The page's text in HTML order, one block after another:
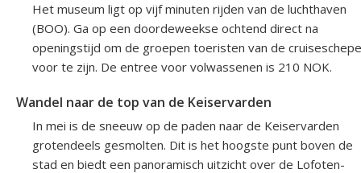
Het museum ligt op vijf minuten rijden van de luchthaven
(BOO). Ga op een doordeweekse ochtend direct na
openingstijd om de groepen toeristen van de
voor te zijn. De entree voor volwassenen is 210 NOK.
Wandel naar de top van de Keiservarden
In mei is de sneeuw op de paden naar de Keiservarden
grotendeels gesmolten. Dit is het hoogste punt boven de
stad en biedt een panoramisch uitzicht over de Lofoten-